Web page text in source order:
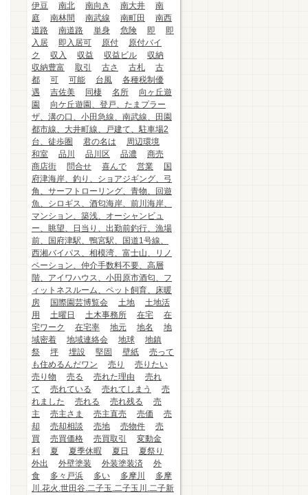
伊豆
南北 南向き 南大井
南
庭
南林間 南武線 南町田
南西
道路
南道路 単身 危険 即
即
入居
即入居可 原付
原付バイ
ク
収入 収益 収益ビル
収納
収納豊富
取引 古さ 古札
古
都
可 可能 台風
各種税制優
遇
吉佐美 同棲 名所
向ヶ丘遊
園
向ケ丘遊園、登戸、たまプラー
ザ、溝の口、小田急線、南武線、田園
都市線、大井町線、戸建て、駐車場2
台、徒歩圏
君の名は
周辺環境
和室
品川 品川区 品濃
商売
商店街
問合せ 喜んで 営業
国
府津海岸、釣り、ショアジギング、弓
角、サーフトローリング、青物、回遊
魚、シロギス、酒匂海岸、前川海岸、
マンション、築浅、オーシャンビュ
ー、眺望、日当り、出勤前釣行、漁場
前、国府津駅、鴨宮駅、国道1号線、
西湘バイパス、相模湾、富士山、リノ
ベーション、仲介手数料不要、高層
階、アイワハウス、小田原市酒匂、フ
ィットネスルーム、ペット飼育、床暖
房
国際園芸博覧会 土地
土地活
用
土曜日 土木事務所 在宅
在
宅ワーク
在宅率 地元 地名
地
域密着
地域連絡会 地球
地鎮
祭
坪 埋設 堅固 壁紙
売って
も住めるんだワン
売り
売りたい
売り物
売る 売れた理由
売れ
て
売れている 売れてしまう
売
れました
売れる 売れ残る
売
主
売主さま 売主直売 売価
売
却
売却相談 売地 売物件
売
買
売買価格 売買取引
変動金
利
夏 夏季休暇 夏日
夏祭り
外出
外壁塗装 外装塗装済
外
食
多々戸浜 多い 多摩川
多摩
川.花火.世田谷.二子玉.二子玉川.二子新